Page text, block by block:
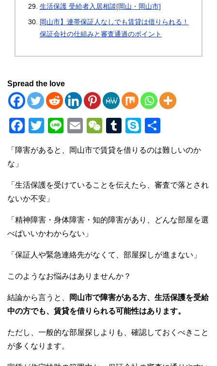
生活保護 受給者入居相談[岡山・岡山市]
岡山市】連帯保証人なしでも賃貸は借りられる！
保証会社の仕組みと審査通過のポイント
Spread the love
F
a
c
b
o
o
k
T
tt
Li
e
E
m
ail
W
C
at
T
m
r
S
p
有
「障害があると、岡山市で賃貸を借りるのは難しいのか
な」
「生活保護を受けていることを伝えたら、審査で落とされ
ないか不安」
「精神障害・身体障害・知的障害があり、どんな部屋を選
べばいいかわからない」
「保証人や緊急連絡先がなくて、部屋探しが進まない」
このようなお悩みはありませんか？
結論から言うと、
岡山市で障害がある方、生活保護を受給
中の方でも、賃貸を借りられる可能性はあります。
ただし、一般的な部屋探しよりも、確認しておくべきこと
が多くなります。